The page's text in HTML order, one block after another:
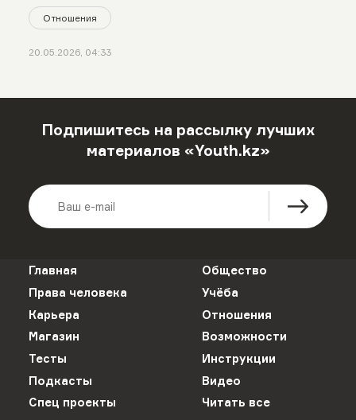
Отношения
20.05.2026, 04:33
Подпишитесь на рассылку лучших
материалов «Youth.kz»
Главная
Общество
Права человека
Учёба
Карьера
Отношения
Магазин
Возможности
Тесты
Инструкции
Подкасты
Видео
Спец проекты
Читать все